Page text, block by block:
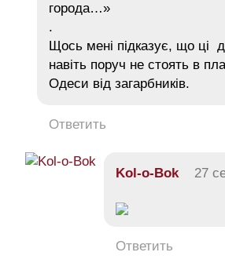
города…»
.
Щось мені підказує, що ці
навіть поруч не стоять в
Одеси від загарбників.
Ответить
Kol-o-Bok 27
Ответить